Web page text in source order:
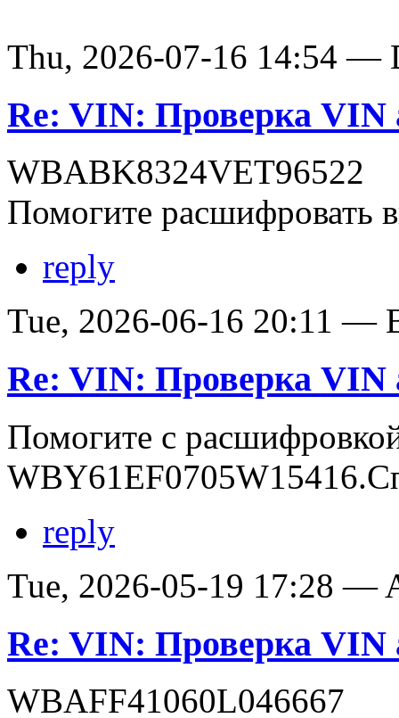
Thu, 2026-07-16 14:54 —
Re: VIN: Проверка VIN
WBABK8324VET96522
Помогите расшифровать
reply
Tue, 2026-06-16 20:11 —
Re: VIN: Проверка VIN
Помогите с
reply
Tue, 2026-05-19 17:28 —
Re: VIN: Проверка VIN
WBAFF41060L046667